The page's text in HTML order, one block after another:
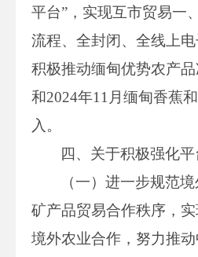
平台”，实现互市贸易一
流程、全封闭、全线上电
积极推动缅甸优势农产品
和2024年11月缅甸香蕉
入。
四、关于积极强化
（一）进一步规范
矿产品贸易合作秩序，
境外农业合作，努力推